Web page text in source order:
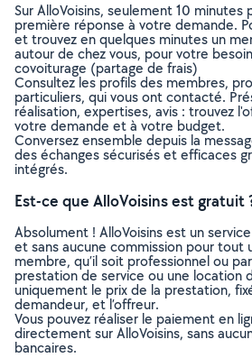
Sur AlloVoisins, seulement 10 minutes
première réponse à votre demande.
et trouvez en quelques minutes un
autour de chez vous, pour votre
covoiturage (partage de frais)
Consultez les profils des membres,
particuliers, qui vous ont contacté.
réalisation, expertises, avis : trouvez
votre demande et à votre budget.
Conversez ensemble depuis la
des échanges sécurisés et efficaces
intégrés.
Est-ce que AlloVoisins est gratuit
Absolument ! AlloVoisins est un
et sans aucune commission pour tout
membre, qu’il soit professionnel ou
prestation de service ou une location
uniquement le prix de la prestation,
demandeur, et l’offreur.
Vous pouvez réaliser le paiement en
directement sur AlloVoisins, sans
bancaires.